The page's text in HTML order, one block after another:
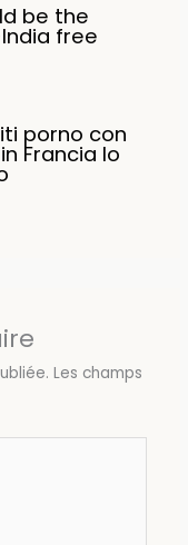
be the
free
porno con
Francia lo
Les champs